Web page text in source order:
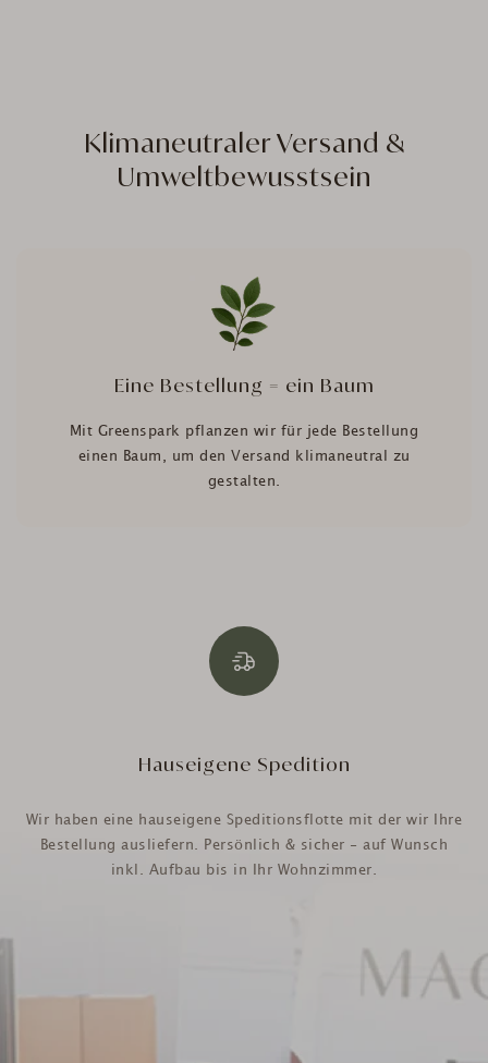
Klimaneutraler Versand &
Umweltbewusstsein
Eine Bestellung = ein Baum
Mit Greenspark pflanzen wir für jede Bestellung
einen Baum, um den Versand klimaneutral zu
gestalten.
Hauseigene Spedition
Wir haben eine hauseigene Speditionsflotte mit der wir Ihre
Bestellung ausliefern. Persönlich & sicher - auf Wunsch
inkl. Aufbau bis in Ihr Wohnzimmer.